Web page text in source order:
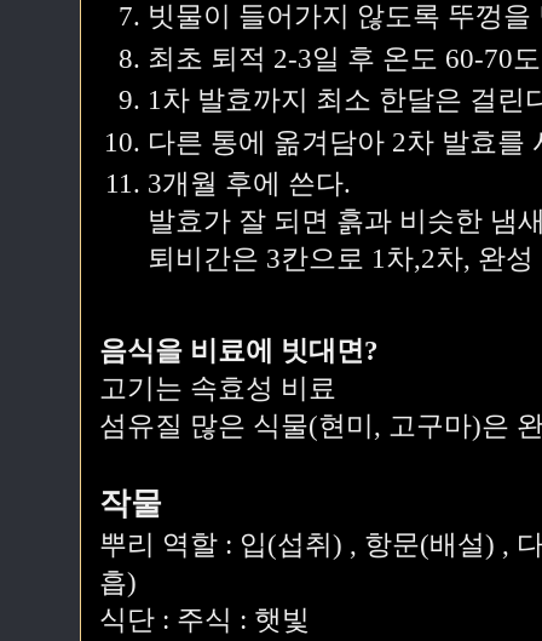
빗물이 들어가지 않도록 뚜껑을
최초 퇴적 2-3일 후 온도 60-70
1차 발효까지 최소 한달은 걸린
다른 통에 옮겨담아 2차 발효를
3개월 후에 쓴다.
발효가 잘 되면 흙과 비슷한 냄
퇴비간은 3칸으로 1차,2차, 완
음식을 비료에 빗대면?
고기는 속효성 비료
섬유질 많은 식물(현미, 고구마)은
작물
뿌리 역할 : 입(섭취) , 항문(배설) ,
흡)
식단 : 주식 : 햇빛